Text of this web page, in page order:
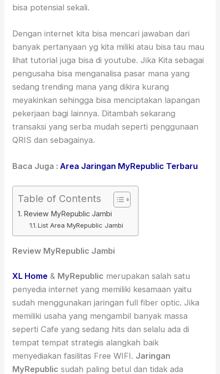
bisa potensial sekali.
Dengan internet kita bisa mencari jawaban dari
banyak pertanyaan yg kita miliki atau bisa tau mau
lihat tutorial juga bisa di youtube. Jika Kita sebagai
pengusaha bisa menganalisa pasar mana yang
sedang trending mana yang dikira kurang
meyakinkan sehingga bisa menciptakan lapangan
pekerjaan bagi lainnya. Ditambah sekarang
transaksi yang serba mudah seperti penggunaan
QRIS dan sebagainya.
Baca Juga :Area Jaringan MyRepublic Terbaru
Table of Contents
Review MyRepublic Jambi
List Area MyRepublic Jambi
Review MyRepublic Jambi
XL Home & MyRepublic merupakan salah satu
penyedia internet yang memiliki kesamaan yaitu
sudah menggunakan jaringan full fiber optic. Jika
memiliki usaha yang mengambil banyak massa
seperti Cafe yang sedang hits dan selalu ada di
tempat tempat strategis alangkah baik
menyediakan fasilitas Free WIFI. Jaringan
MyRepublic sudah paling betul dan tidak ada